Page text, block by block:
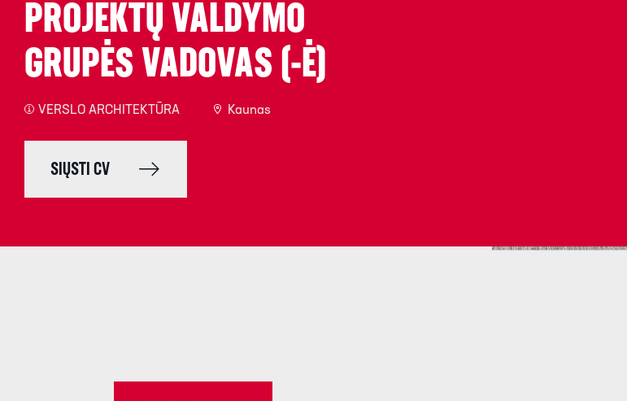
PROJEKTŲ VALDYMO
GRUPĖS VADOVAS (-Ė)
VERSLO ARCHITEKTŪRA Kaunas
SIŲSTI CV